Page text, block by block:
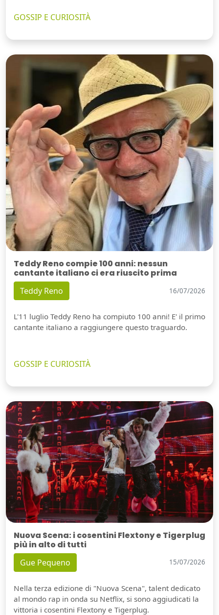
GOSSIP E CURIOSITÀ
Teddy Reno compie 100 anni: nessun
cantante italiano ci era riuscito prima
Teddy Reno 16/07/2026
L'11 luglio Teddy Reno ha compiuto 100 anni! E' il primo
cantante italiano a raggiungere questo traguardo.
GOSSIP E CURIOSITÀ
Nuova Scena: i cosentini Flextony e Tigerplug
più in alto di tutti
Gue Pequeno 15/07/2026
Nella terza edizione di "Nuova Scena", talent dedicato
al mondo rap in onda su Netflix, si sono aggiudicati la
vittoria i cosentini Flextony e Tigerplug.